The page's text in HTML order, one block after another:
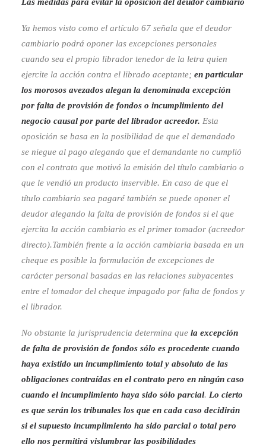
Las medidas para evitar la oposición del deudor cambiario
Ya hemos visto como el artículo 67 señala que el deudor
cambiario podrá oponer las excepciones personales
cuando sea el propio librador tenedor de la letra quien
ejercite la acción contra el librado aceptante; en particular
los morosos avezados alegan la denominada excepción
por falta de provisión de fondos o incumplimiento del
negocio causal por parte del librador acreedor. Esta
oposición se basa en la posibilidad de que el demandado
se niegue al pago alegando que el demandante no cumplió
con el contrato que motivó la emisión del título cambiario o
que le vendió un producto inservible. En caso de que el
título cambiario sea pagaré también se puede oponer el
deudor alegando la falta de provisión de fondos si el que
ejercita la acción cambiario es el primer tomador (acreedor
directo).También frente a la acción cambiaria basada en un
cheque es posible la formulación de excepciones de
carácter personal basadas en las relaciones subyacentes
entre el tomador del cheque impagado por falta de fondos y
el librador.
No obstante la jurisprudencia determina que la excepción
de falta de provisión de fondos sólo es procedente cuando
haya existido un incumplimiento total y absoluto de las
obligaciones contraídas en el contrato pero en ningún caso
cuando el incumplimiento haya sido sólo parcial. Lo cierto
es que serán los tribunales los que en cada caso decidirán
si el supuesto incumplimiento ha sido parcial o total pero
ello nos permitirá vislumbrar las posibilidades